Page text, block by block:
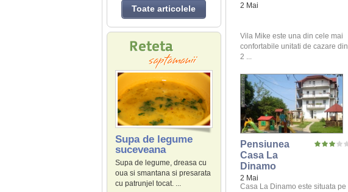
Toate articolele
Supa de legume
suceveana
Supa de legume, dreasa cu
oua si smantana si presarata
cu patrunjel tocat. ...
2 Mai
Vila Mike este una din cele mai
confortabile unitati de cazare din
2 ...
Pensiunea
Casa La
Dinamo
2 Mai
Casa La Dinamo este situata pe